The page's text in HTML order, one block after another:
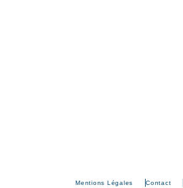
Mentions Légales Contact